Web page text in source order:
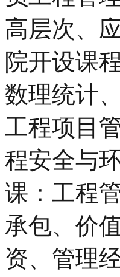
高层次、
院开设课
数理统计
工程项目
程安全与
课：工程
承包、价
资、管理